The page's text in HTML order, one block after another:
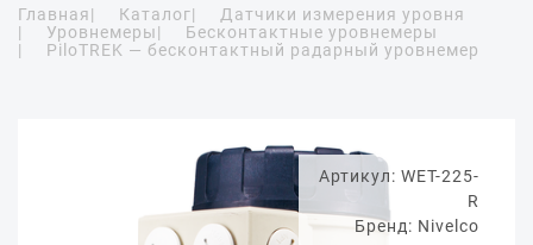
Применение приборов
Как мы работаем
Главная| Каталог|
Датчики измерения уровня
|
Уровнемеры|
Бесконтактные уровнемеры
|
PiloTREK — бесконтактный радарный уровнемер
Артикул: WET-225-
R
Бренд: Nivelco